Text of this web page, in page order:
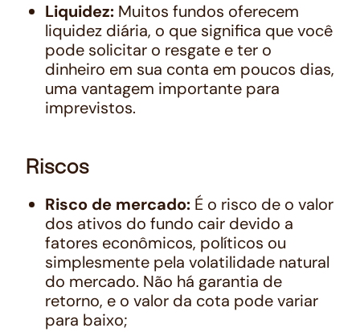
Liquidez: Muitos fundos oferecem
liquidez diária, o que significa que você
pode solicitar o resgate e ter o
dinheiro em sua conta em poucos dias,
uma vantagem importante para
imprevistos.
Riscos
Risco de mercado: É o risco de o valor
dos ativos do fundo cair devido a
fatores econômicos, políticos ou
simplesmente pela volatilidade natural
do mercado. Não há garantia de
retorno, e o valor da cota pode variar
para baixo;